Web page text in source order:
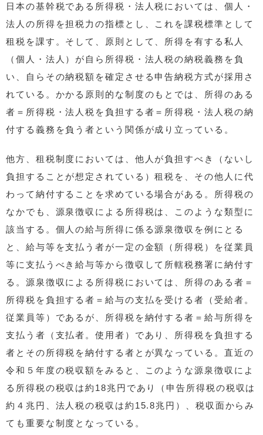
日本の基幹税である所得税・法人税においては、個人・
法人の所得を担税力の指標とし、これを課税標準として
租税を課す。そして、原則として、所得を有する私人
（個人・法人）が自ら所得税・法人税の納税義務を負
い、自らその納税額を確定させる申告納税方式が採用さ
れている。かかる原則的な制度のもとでは、所得のある
者＝所得税・法人税を負担する者＝所得税・法人税の納
付する義務を負う者という関係が成り立っている。
他方、租税制度においては、他人が負担すべき（ないし
負担することが想定されている）租税を、その他人に代
わって納付することを求めている場合がある。所得税の
なかでも、源泉徴収による所得税は、このような類型に
該当する。個人の給与所得に係る源泉徴収を例にとる
と、給与等を支払う者が一定の金額（所得税）を従業員
等に支払うべき給与等から徴収して所轄税務署に納付す
る。源泉徴収による所得税においては、所得のある者＝
所得税を負担する者＝給与の支払を受ける者（受給者。
従業員等）であるが、所得税を納付する者＝給与所得を
支払う者（支払者。使用者）であり、所得税を負担する
者とその所得税を納付する者とが異なっている。直近の
令和５年度の税収額をみると、このような源泉徴収によ
る所得税の税収は約18兆円であり（申告所得税の税収は
約４兆円、法人税の税収は約15.8兆円）、税収面からみ
ても重要な制度となっている。